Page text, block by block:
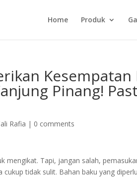
Home Produk
Kesempatan
Pinang!
Rafia | 0 comments
mengikat. Tapi, jangan salah,
tidak sulit. Bahan baku yang